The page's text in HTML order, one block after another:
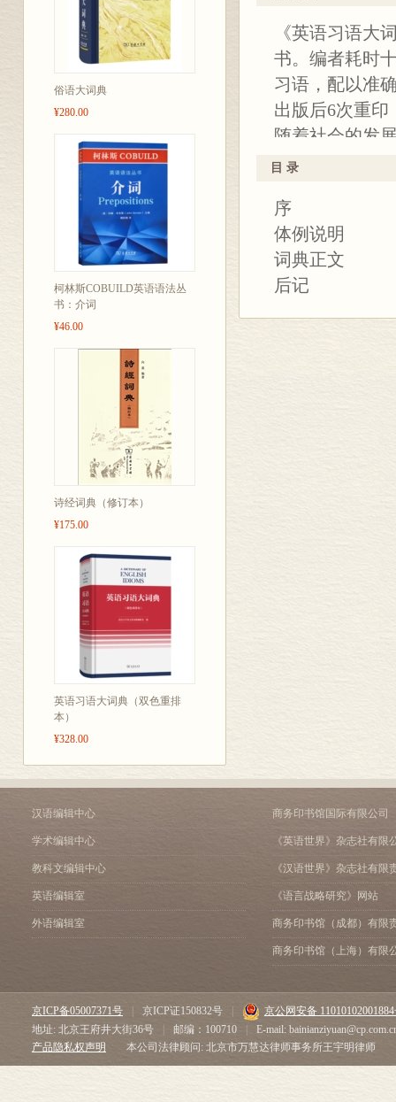
俗语大词典
¥280.00
柯林斯COBUILD英语语法丛
书：介词
¥46.00
诗经词典（修订本）
¥175.00
英语习语大词典（双色重排
本）
¥328.00
《英语习语大
书。编者耗时
习语，配以准
出版后6次重印
随着社会的发
以满足读者需
整，便于查阅
希望通过以上
新的活力。
目 录
序
体例说明
词典正文
后记
汉语编辑中心
学术编辑中心
教科文编辑中心
英语编辑室
外语编辑室
商务印书馆国际有限公司
《英语世界》杂志社有限
《汉语世界》杂志社有限
《语言战略研究》网站
商务印书馆（成都）有限
商务印书馆（上海）有限
京ICP备05007371号 京ICP证150832号
京公网安备
地址: 北京王府井大街36号
邮编：100710
E-mail:
产品隐私权声明
本公司法律顾问: 北京市万慧达律师事务所王宇明律师